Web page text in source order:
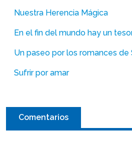
Nuestra Herencia Mágica
En el fin del mundo hay un
Un paseo por los romances de
Sufrir por amar
Comentarios